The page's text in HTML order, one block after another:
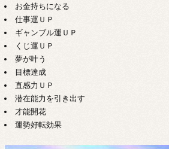
お金持ちになる
仕事運ＵＰ
ギャンブル運ＵＰ
くじ運ＵＰ
夢が叶う
目標達成
直感力ＵＰ
潜在能力を引き出す
才能開花
運勢好転効果